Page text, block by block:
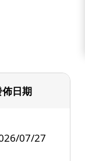
日期
07/27